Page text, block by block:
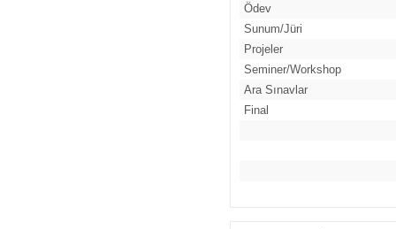
Ödev
Sunum/Jüri
Projeler
Seminer/Workshop
Ara Sınavlar
Final